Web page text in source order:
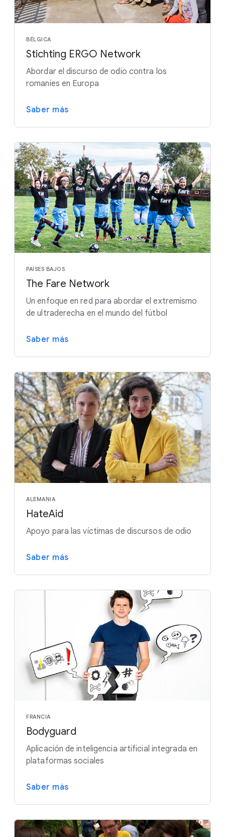
BÉLGICA
Stichting ERGO Network
Abordar el discurso de odio contra los
romaníes en Europa
Saber más
PAÍSES BAJOS
The Fare Network
Un enfoque en red para abordar el extremismo
de ultraderecha en el mundo del fútbol
Saber más
ALEMANIA
HateAid
Apoyo para las víctimas de discursos de odio
Saber más
FRANCIA
Bodyguard
Aplicación de inteligencia artificial integrada en
plataformas sociales
Saber más